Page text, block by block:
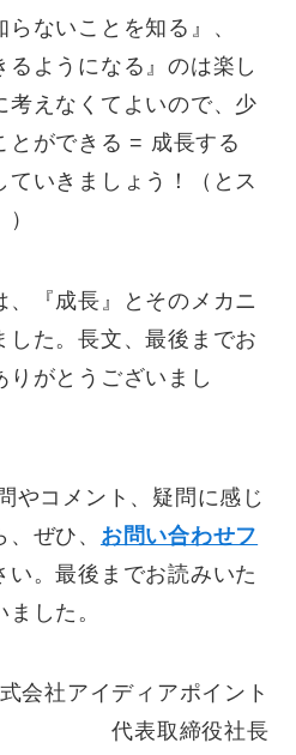
ないことを知る』、
るようになる』のは楽し
考えなくてよいので、少
とができる= 成長する
ていきましょう！（とス
、『成長』とそのメカニ
した。長文、最後までお
がとうございまし
やコメント、疑問に感じ
ぜひ、 お問い合わせフ
い。最後までお読みいた
した。
会社アイディアポイント
代表取締役社長